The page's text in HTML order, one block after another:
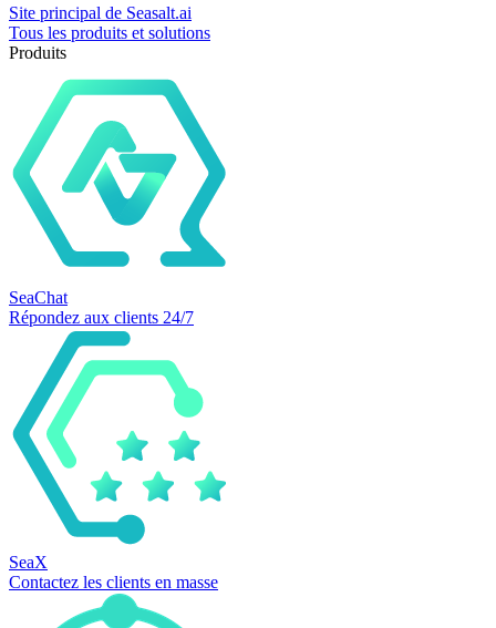
Site principal de Seasalt.ai
Tous les produits et solutions
Produits
SeaChat
Répondez aux clients 24/7
SeaX
Contactez les clients en masse